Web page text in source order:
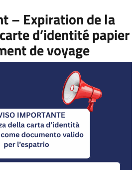
– Expiration de la
d’identité papier
de voyage